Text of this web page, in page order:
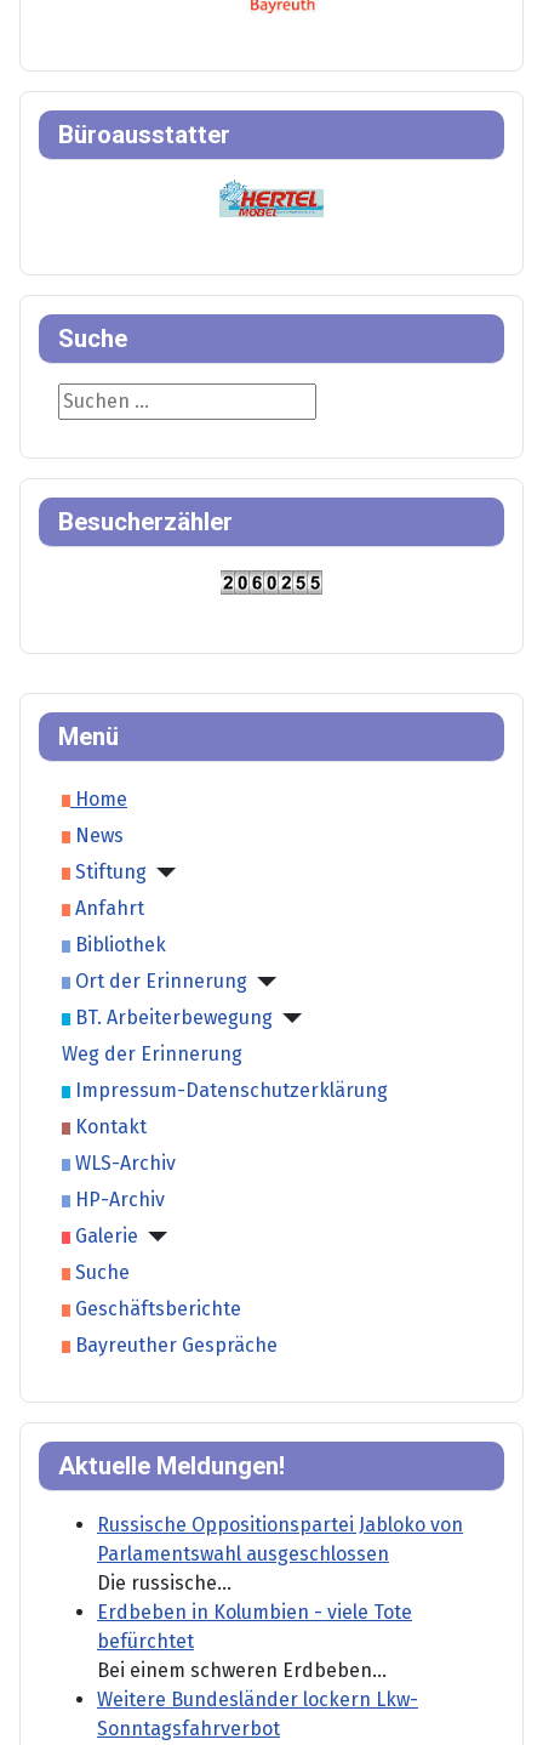
Menü
Home
News
Stiftung
Anfahrt
Bibliothek
Ort der Erinnerung
BT. Arbeiterbewegung
Weg der Erinnerung
Impressum-Datenschutzerklärung
Kontakt
WLS-Archiv
HP-Archiv
Galerie
Suche
Geschäftsberichte
Bayreuther Gespräche
Aktuelle Meldungen!
Russische Oppositionspartei Jabloko von
Parlamentswahl ausgeschlossen
Die russische...
Erdbeben in Kolumbien - viele Tote
befürchtet
Bei einem schweren Erdbeben...
Weitere Bundesländer lockern Lkw-
Sonntagsfahrverbot
Büroausstatter
Suche
Suche
Besucherzähler